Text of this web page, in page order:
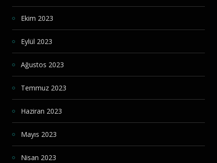
Ekim 2023
Eylül 2023
Ağustos 2023
Temmuz 2023
Haziran 2023
Mayıs 2023
Nisan 2023